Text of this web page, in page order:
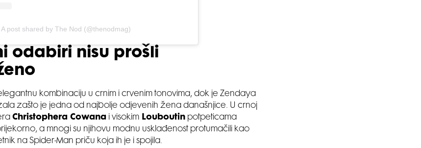
A post shared by The Nod (@thenodmag)
odabiri nisu prošli
kombinaciju u crnim i crvenim tonovima, dok je Zendaya
zašto je jedna od najbolje odjevenih žena današnjice. U crnoj
Christophera Cowana i visokim Louboutin potpeticama
a mnogi su njihovu modnu usklađenost protumačili kao
na Spider-Man priču koja ih je i spojila.